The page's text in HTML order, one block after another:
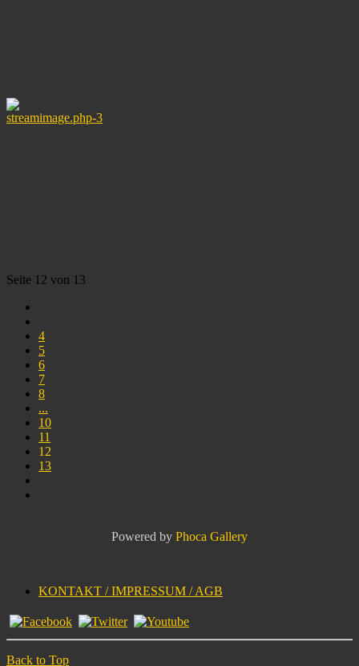
Seite 12 von 13
4
5
6
7
8
...
10
11
12
13
Powered by Phoca Gallery
KONTAKT / IMPRESSUM / AGB
Back to Top